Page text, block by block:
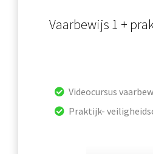
Vaarbewijs 1 +
Videocursus
Praktijk-